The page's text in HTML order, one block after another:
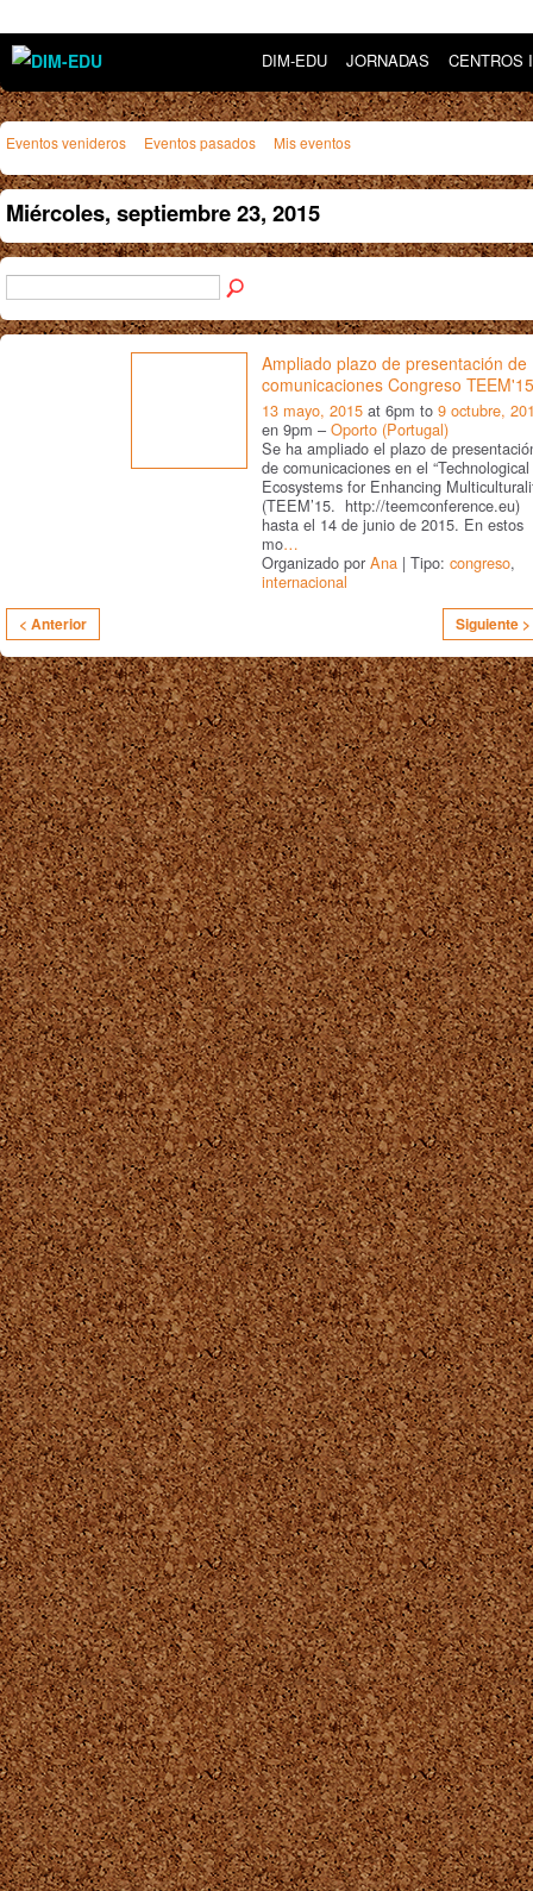
DIM-EDU JORNADAS CENTROS
Eventos venideros Eventos pasados Mis eventos
Miércoles, septiembre 23, 2015
Ampliado plazo de presentación de
comunicaciones Congreso TEEM'15
13 mayo, 2015 at 6pm to 9 octubre,
en 9pm – Oporto (Portugal)
Se ha ampliado el plazo de
de comunicaciones en el “Technological
Ecosystems for Enhancing
(TEEM’15. http://teemconference.eu)
hasta el 14 de junio de 2015. En estos
mo…
Organizado por Ana | Tipo: congreso,
internacional
< Anterior Siguiente >